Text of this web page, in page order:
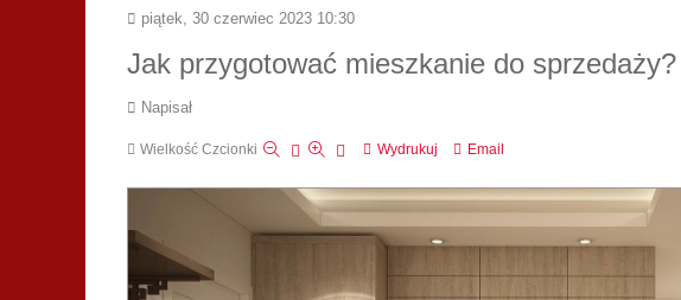
piątek, 30 czerwiec 2023 10:30
Jak przygotować mieszkanie do sprzedaży?
Napisał
Wielkość Czcionki Wydrukuj Email